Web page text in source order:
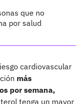
que no
por salud
cardiovascular
más
por semana,
tenga un mayor